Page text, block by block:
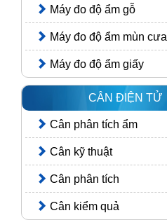
Máy đo độ ẩm gỗ
Máy đo độ ẩm mùn cưa
Máy đo độ ẩm giấy
CÂN ĐIỆN TỬ
Cân phân tích ẩm
Cân kỹ thuật
Cân phân tích
Cân kiểm quả